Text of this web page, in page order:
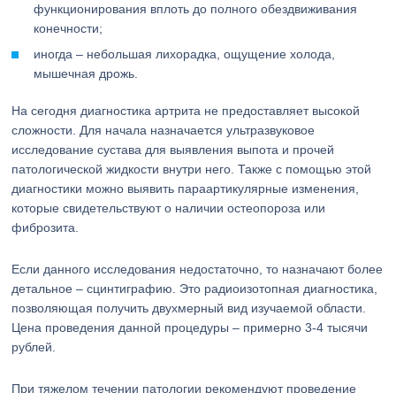
функционирования вплоть до полного обездвиживания
конечности;
иногда – небольшая лихорадка, ощущение холода,
мышечная дрожь.
На сегодня диагностика артрита не предоставляет высокой
сложности. Для начала назначается ультразвуковое
исследование сустава для выявления выпота и прочей
патологической жидкости внутри него. Также с помощью этой
диагностики можно выявить параартикулярные изменения,
которые свидетельствуют о наличии остеопороза или
фиброзита.
Если данного исследования недостаточно, то назначают более
детальное – сцинтиграфию. Это радиоизотопная диагностика,
позволяющая получить двухмерный вид изучаемой области.
Цена проведения данной процедуры – примерно 3-4 тысячи
рублей.
При тяжелом течении патологии рекомендуют проведение